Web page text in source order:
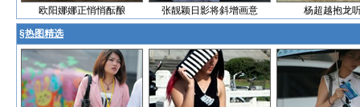
欧阳娜娜正悄悄酝酿 张靓颖日影将斜增画意 杨超越抱龙
§热图精选